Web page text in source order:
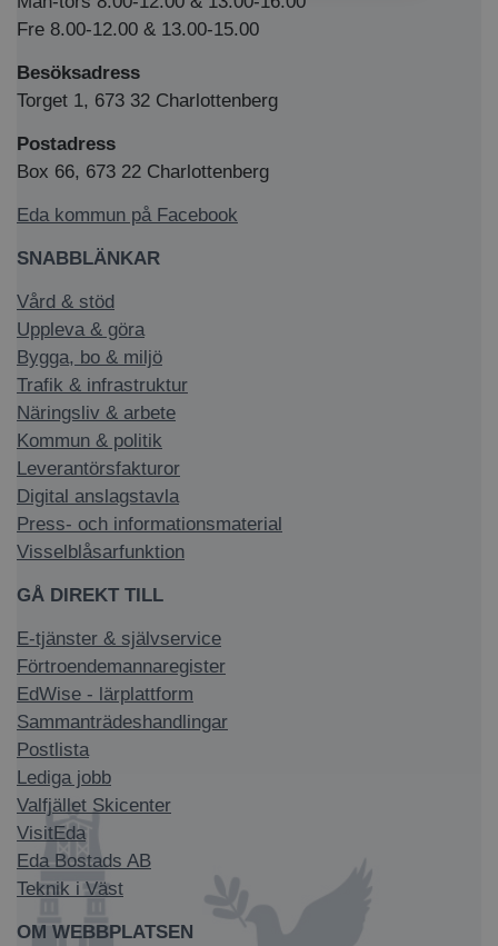
Fre 8.00-12.00 & 13.00-15.00
Besöksadress
Torget 1, 673 32 Charlottenberg
Postadress
Box 66, 673 22 Charlottenberg
Eda kommun på Facebook
SNABBLÄNKAR
Vård & stöd
Uppleva & göra
Bygga, bo & miljö
Trafik & infrastruktur
Näringsliv & arbete
Kommun & politik
Leverantörsfakturor
Digital anslagstavla
Press- och informationsmaterial
Visselblåsarfunktion
GÅ DIREKT TILL
E-tjänster & självservice
Förtroendemannaregister
EdWise - lärplattform
Sammanträdeshandlingar
Postlista
Lediga jobb
Valfjället Skicenter
VisitEda
Eda Bostads AB
Teknik i Väst
OM WEBBPLATSEN